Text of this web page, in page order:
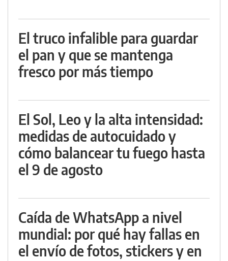
El truco infalible para guardar
el pan y que se mantenga
fresco por más tiempo
El Sol, Leo y la alta intensidad:
medidas de autocuidado y
cómo balancear tu fuego hasta
el 9 de agosto
Caída de WhatsApp a nivel
mundial: por qué hay fallas en
el envío de fotos, stickers y en